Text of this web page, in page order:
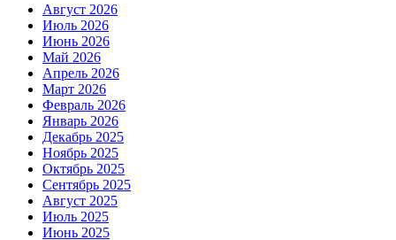
Август 2026
Июль 2026
Июнь 2026
Май 2026
Апрель 2026
Март 2026
Февраль 2026
Январь 2026
Декабрь 2025
Ноябрь 2025
Октябрь 2025
Сентябрь 2025
Август 2025
Июль 2025
Июнь 2025